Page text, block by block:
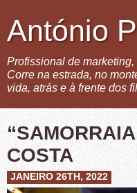
António
Profissional de
Corre na estrada, no
vida, atrás e à frente dos
COSTA
JANEIRO 26TH, 2022